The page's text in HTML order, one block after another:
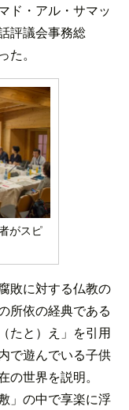
ド・アル・サマッ
評議会事務総
。
がスピ
敗に対する仏教の
所依の経典である
たと）え」を引用
で遊んでいる子供
世界を説明。
」の中で享楽に浮